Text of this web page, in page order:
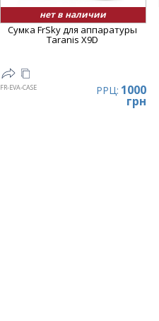
нет в наличии
Сумка FrSky для аппаратуры
Taranis X9D
FR-EVA-CASE РРЦ: 1000
грн